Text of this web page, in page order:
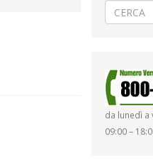
da lunedì a
09:00 –